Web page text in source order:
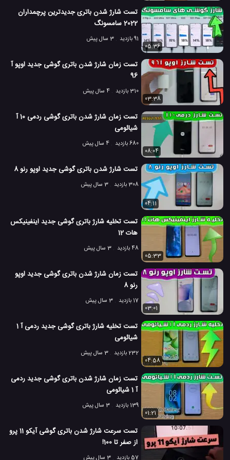
تست شارژ شدن باتری جدیدترین پرچمداران
2022 سامسونگ
91 بازدید
3 سال پیش
05:36
تست زمان شارژ شدن باتری گوشی جدید اوپو آ
96
310 بازدید
4 سال پیش
03:38
تست زمان شارژ شدن باتری گوشی ردمی 10 آ
شیائومی
680 بازدید
4 سال پیش
08:04
تست شارژ شدن باتری گوشی جدید اوپو رنو 8
308 بازدید 3 سال پیش
04:11
تست تخلیه شارژ باتری گوشی جدید اینفینیکس
هات 12
48 بازدید
3 سال پیش
05:33
تست زمان شارژ شدن باتری گوشی جدید اوپو
رنو 8
17 بازدید
3 سال پیش
03:01
تست تخلیه شارژ باتری گوشی جدید ردمی آ 1
شیائومی
232 بازدید
3 سال پیش
04:58
تست زمان شارژ شدن باتری گوشی جدید ردمی
آ 1 شیائومی
139 بازدید
3 سال پیش
01:21
تست سرعت شارژ شدن باتری گوشی آیکو 11 پرو
از صفر تا 100!
57 بازدید 3 سال پیش